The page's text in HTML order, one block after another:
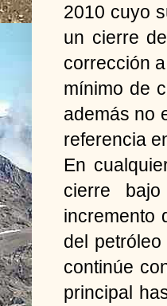
2010 cuyo
un cierre
corrección
mínimo de
además no
referencia
En
cierre
incremento
del
continúe
principal